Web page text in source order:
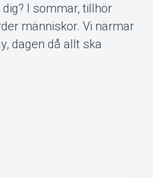
I sommar, tillhör
människor. Vi närmar
dagen då allt ska